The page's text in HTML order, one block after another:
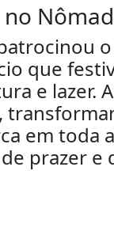
que
e lazer.
em toda
prazer e